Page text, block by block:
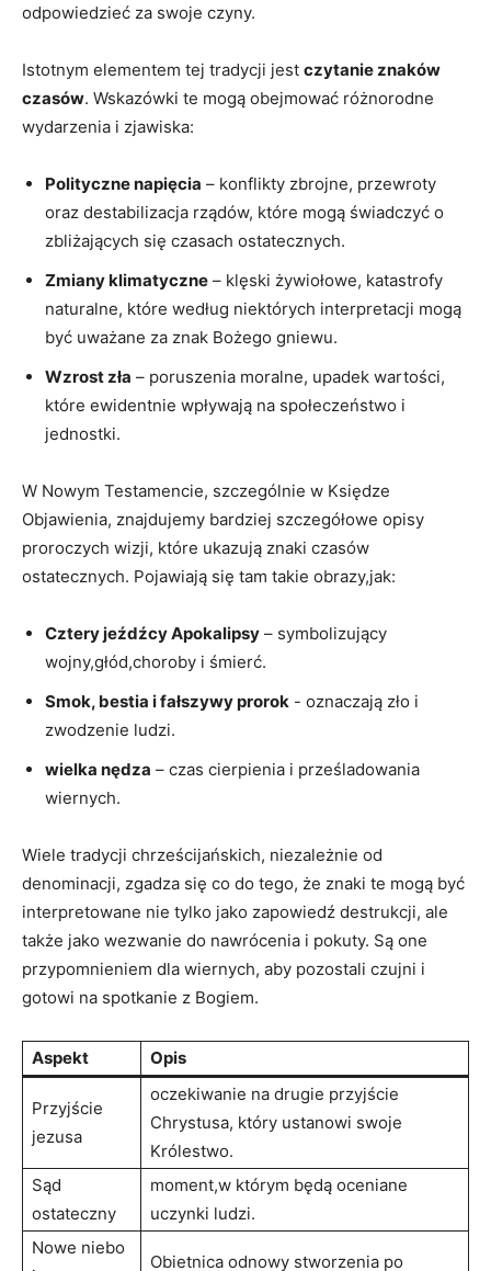
odpowiedzieć ⁢za swoje​ czyny.
Istotnym elementem tej tradycji jest czytanie ⁣znaków
czasów. Wskazówki te⁣ mogą obejmować różnorodne
wydarzenia ​i zjawiska:
Polityczne ‌napięcia – ⁢konflikty zbrojne, przewroty
⁢oraz destabilizacja rządów, które mogą⁤ świadczyć o
zbliżających się czasach ostatecznych.
Zmiany klimatyczne – klęski ⁢żywiołowe, katastrofy
naturalne, które według niektórych interpretacji mogą
być ​uważane za znak Bożego gniewu.
Wzrost zła – poruszenia moralne, upadek⁢ wartości,
⁤które ewidentnie ⁤wpływają⁣ na społeczeństwo i
jednostki.
W Nowym ⁤Testamencie,‌ szczególnie w Księdze
Objawienia, znajdujemy bardziej szczegółowe‌ opisy
proroczych ⁤wizji, które ukazują znaki czasów
ostatecznych. Pojawiają się ​tam takie obrazy,jak:
Cztery‌ jeźdźcy⁢ Apokalipsy – symbolizujący
wojny,głód,choroby i śmierć.
Smok, bestia i fałszywy ⁣prorok -⁣ oznaczają ⁤zło i
zwodzenie ludzi.
wielka ​nędza – ⁤czas cierpienia‌ i prześladowania
wiernych.
Wiele ⁣tradycji​ chrześcijańskich, niezależnie od
⁢denominacji, zgadza się co do tego, że znaki ⁤te mogą być ​
interpretowane ‍nie tylko jako zapowiedź destrukcji, ‍ale
także jako wezwanie do nawrócenia i pokuty. Są one⁢
przypomnieniem dla wiernych, ‍aby pozostali czujni i
⁢gotowi na spotkanie⁢ z ​Bogiem.
Aspekt Opis
Przyjście
jezusa
oczekiwanie​ na drugie przyjście
Chrystusa, ⁤który ustanowi⁢ swoje
Królestwo.
Sąd
ostateczny
moment,w‍ którym będą oceniane
uczynki ludzi.
Nowe niebo‌
Obietnica‍ odnowy stworzenia po